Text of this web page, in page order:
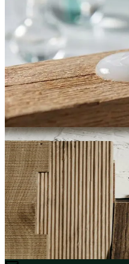
Guías Prácticas
12 min de
¿Qué Es un
Funciona?
La ciencia que explica cómo los
impiden la ignición, los 4 tipos
geles termorresponsivos
Leer Artículo
Guías Prácticas
11 min de
Retardante de
Elegir y Aplicar
Guía completa sobre
tipos, aprenda a aplicar paso a
opción para proteger
Leer Artículo